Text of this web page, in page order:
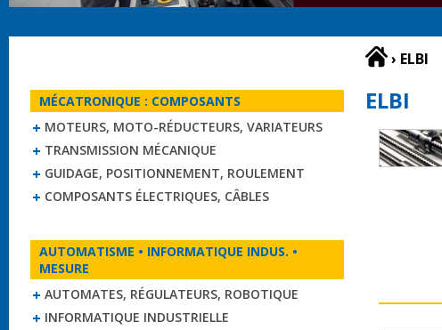
MÉCATRONIQUE : COMPOSANTS
MOTEURS, MOTO-RÉDUCTEURS, VARIATEURS
TRANSMISSION MÉCANIQUE
GUIDAGE, POSITIONNEMENT, ROULEMENT
COMPOSANTS ÉLECTRIQUES, CÂBLES
AUTOMATISME • INFORMATIQUE INDUS. •
MESURE
AUTOMATES, RÉGULATEURS, ROBOTIQUE
INFORMATIQUE INDUSTRIELLE
› ELBI
ELBI